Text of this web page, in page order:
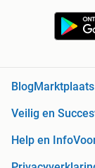
Blog
Veilig en
Help en Info